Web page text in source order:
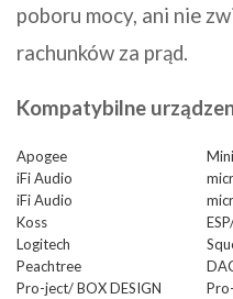
poboru mocy, ani nie
rachunków za prąd.
Kompatybilne
Apogee
iFi Audio
iFi Audio
Koss
Logitech
Peachtree
Pro-ject/ BOX DESIGN